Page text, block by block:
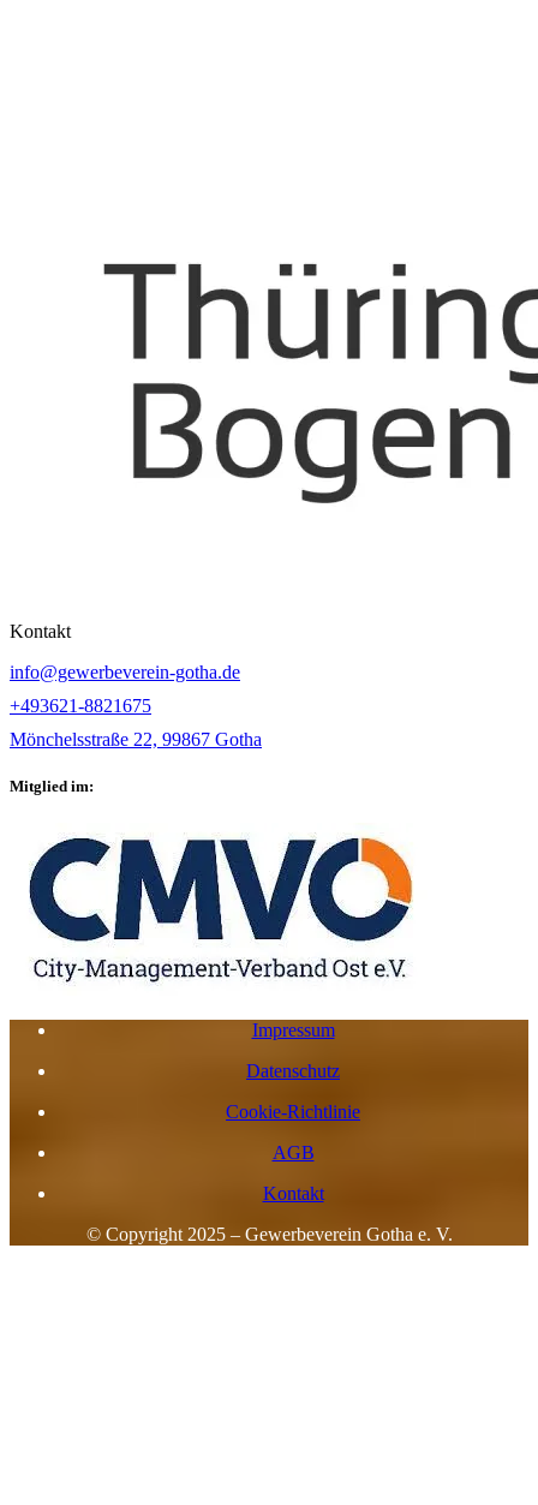
Kontakt
info@gewerbeverein-gotha.de
+493621-8821675
Mönchelsstraße 22, 99867 Gotha
Mitglied im:
Impressum
Datenschutz
Cookie-Richtlinie
AGB
Kontakt
© Copyright 2025 – Gewerbeverein Gotha e. V.